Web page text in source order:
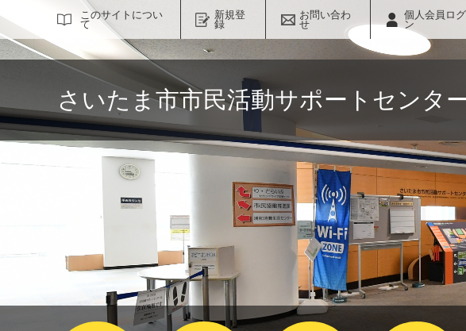
このサイトについ
て
新規登
録
お問い合わ
せ
個人会員ロ
ン
さいたま市市民活動サポートセンタ